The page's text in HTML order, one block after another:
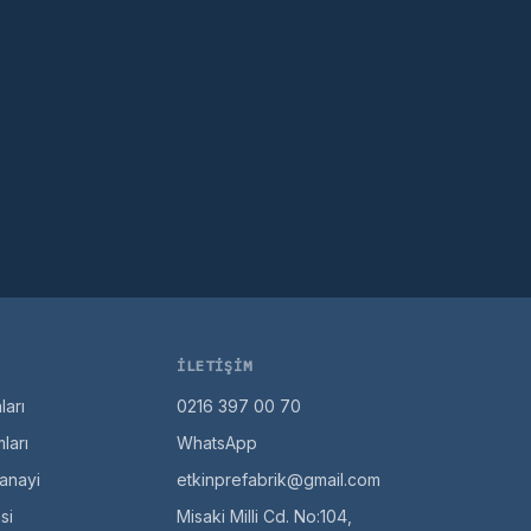
İLETIŞIM
0216 397 00 70
WhatsApp
etkinprefabrik@gmail.com
Misaki Milli Cd. No:104,